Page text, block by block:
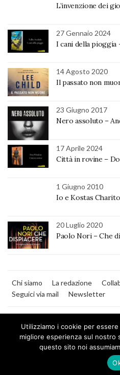
L’invenzione dei
27 Gennaio 2024
I cani della pioggia
14 Agosto 2020
Il passato non
23 Giugno 2017
Nero assoluto –
17 Aprile 2024
Città in rovine –
1 Giugno 2010
Io e Kostas
20 Luglio 2020
Paolo Nori – Che
Chi siamo La redazione
Seguici via mail
Newsletter
Utilizziamo i cookie per
migliore esperienza sul nostro
questo sito noi